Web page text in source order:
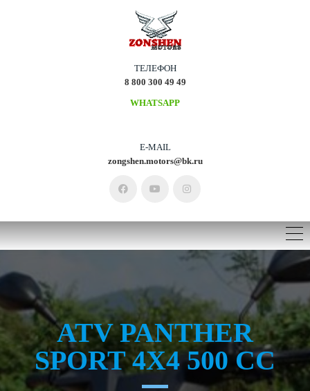
ТЕЛЕФОН
8 800 300 49 49
WHATSAPP
E-MAIL
zongshen.motors@bk.ru
ATV PANTHER
SPORT 4X4 500 CC